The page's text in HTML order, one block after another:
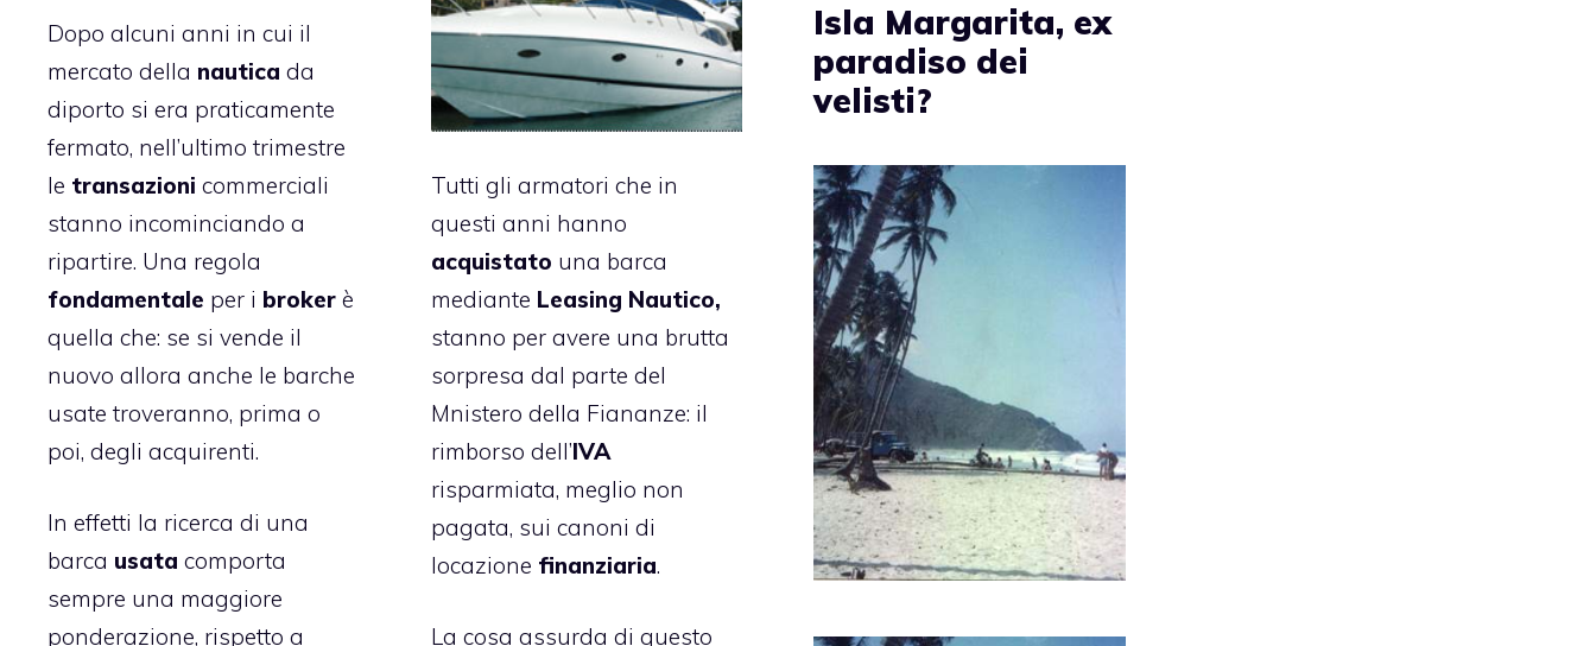
Dopo alcuni anni in cui il
mercato della nautica da
diporto si era praticamente
fermato, nell’ultimo trimestre
le transazioni commerciali
stanno incominciando a
ripartire. Una regola
fondamentale per i broker è
quella che: se si vende il
nuovo allora anche le barche
usate troveranno, prima o
poi, degli acquirenti.
In effetti la ricerca di una
barca usata comporta
sempre una maggiore
ponderazione, rispetto a
Tutti gli armatori che in
questi anni hanno
acquistato una barca
mediante Leasing Nautico,
stanno per avere una brutta
sorpresa dal parte del
Mnistero della Fiananze: il
rimborso dell’IVA
risparmiata, meglio non
pagata, sui canoni di
locazione finanziaria.
La cosa assurda di questo
Isla Margarita, ex
paradiso dei
velisti?